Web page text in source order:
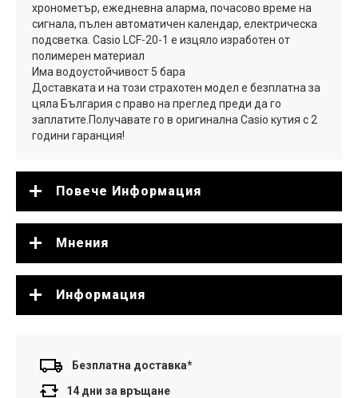
хронометър, ежедневна аларма, почасово време на
сигнала, пълен автоматичен календар, електрическа
подсветка. Casio LCF-20-1 е изцяло изработен от
полимерен материал
Има водоустойчивост 5 бара
Доставката и на този страхотен модел е безплатна за
цяла България с право на преглед преди да го
заплатите.Получавате го в оригинална Casio кутия с 2
години гаранция!
Повече Информация
Мнения
Информация
Безплатна доставка*
14 дни за връщане